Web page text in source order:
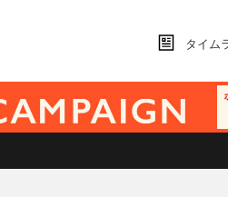
タイム